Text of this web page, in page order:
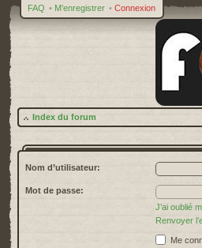
FAQ • M’enregistrer • Connexion
Index du forum
Nom d’utilisateur:
Mot de passe:
J’ai oublié
Renvoyer
Me